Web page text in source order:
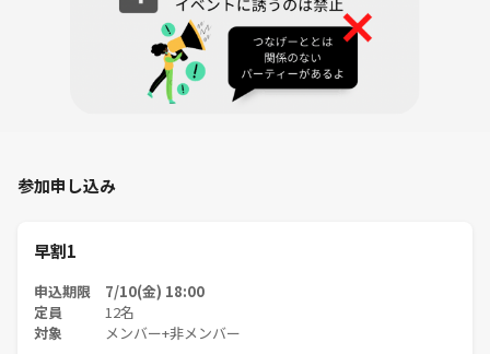
参加申し込み
早割1
申込期限 7/10(金) 18:00
定員 12名
対象 メンバー+非メンバー